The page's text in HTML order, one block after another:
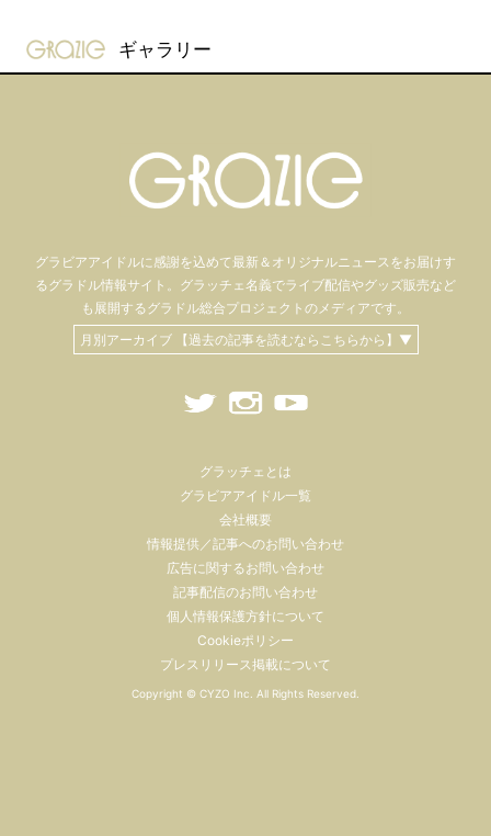
gravure-grazie
ギャラリー
グラビアアイドルに感謝を込めて最新＆オリジナルニュースをお届けす
るグラドル情報サイト。 グラッチェ名義でライブ配信やグッズ販売など
も 展開するグラドル総合プロジェクトのメディアです。
月別アーカイブ 【過去の記事を読むならこちらから】▼
グラッチェとは
グラビアアイドル一覧
会社概要
情報提供／記事へのお問い合わせ
広告に関するお問い合わせ
記事配信のお問い合わせ
個人情報保護方針について
Cookieポリシー
プレスリリース掲載について
Copyright © CYZO Inc. All Rights Reserved.